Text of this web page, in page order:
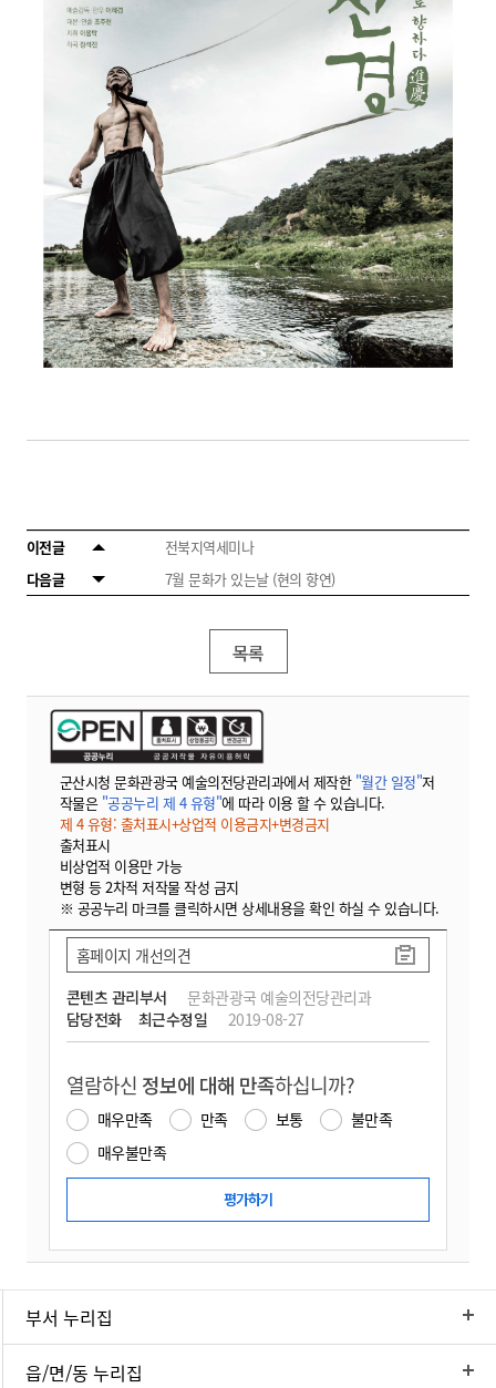
이전글
전북지역세미나
다음글
7월 문화가 있는날 (현의 향연)
목록
군산시청 문화관광국 예술의전당관리과에서 제작한 "월간 일정"저
작물은 "공공누리 제 4 유형"에 따라 이용 할 수 있습니다.
제 4 유형: 출처표시+상업적 이용금지+변경금지
출처표시
비상업적 이용만 가능
변형 등 2차적 저작물 작성 금지
※ 공공누리 마크를 클릭하시면 상세내용을 확인 하실 수 있습니다.
콘텐츠 관리부서
문화관광국 예술의전당관리과
담당전화
최근수정일 2019-08-27
홈페이지 개선의견
열람하신 정보에 대해 만족하십니까?
매우만족 만족 보통
불만족
매우불만족
부서 누리집
읍/면/동 누리집